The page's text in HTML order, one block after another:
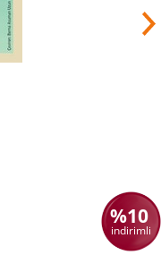
%10
indirimli